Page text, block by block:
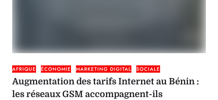
AFRIQUE ÉCONOMIE MARKETING DIGITAL SOCIALE
Augmentation des tarifs Internet au Bénin :
les réseaux GSM accompagnent-ils